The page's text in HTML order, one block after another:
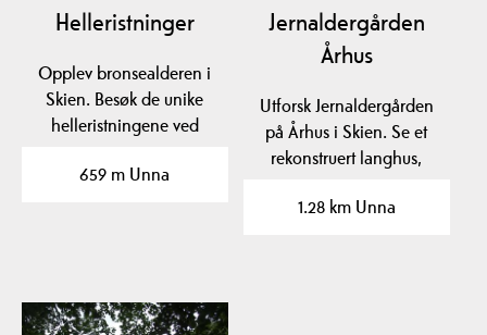
Helleristninger
Opplev bronsealderen i
Skien. Besøk de unike
helleristningene ved
659 m Unna
Jernaldergården
Århus
Utforsk Jernaldergården
på Århus i Skien. Se et
rekonstruert langhus,
1.28 km Unna